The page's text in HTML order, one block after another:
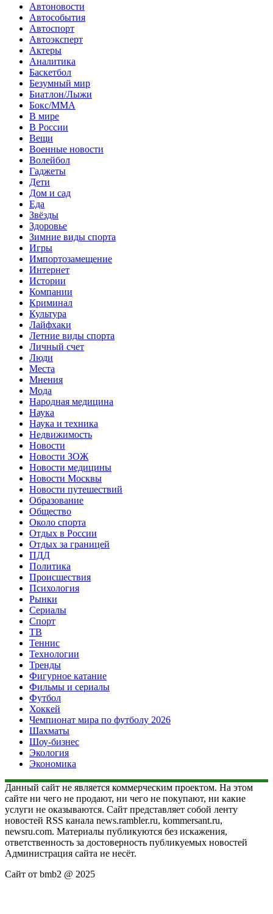
Автоновости
Автособытия
Автоспорт
Автоэксперт
Актеры
Аналитика
Баскетбол
Безумный мир
Биатлон/Лыжи
Бокс/MMA
В мире
В России
Вещи
Военные новости
Волейбол
Гаджеты
Дети
Дом и сад
Еда
Звёзды
Здоровье
Зимние виды спорта
Игры
Импортозамещение
Интернет
Истории
Компании
Криминал
Культура
Лайфхаки
Летние виды спорта
Личный счет
Люди
Места
Мнения
Мода
Народная медицина
Наука
Наука и техника
Недвижимость
Новости
Новости ЗОЖ
Новости медицины
Новости Москвы
Новости путешествий
Образование
Общество
Около спорта
Отдых в России
Отдых за границей
ПДД
Политика
Происшествия
Психология
Рынки
Сериалы
Спорт
ТВ
Теннис
Технологии
Тренды
Фигурное катание
Фильмы и сериалы
Футбол
Хоккей
Чемпионат мира по футболу 2026
Шахматы
Шоу-бизнес
Экология
Экономика
Данный сайт не является коммерческим проектом. На этом
сайте ни чего не продают, ни чего не покупают, ни какие
услуги не оказываются. Сайт представляет собой ленту
новостей RSS канала news.rambler.ru, kommersant.ru,
newsru.com. Материалы публикуются без искажения,
ответственность за достоверность публикуемых новостей
Администрация сайта не несёт.
Сайт от bmb2 @ 2025